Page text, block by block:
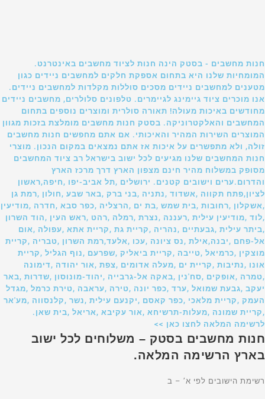
חנות מחשבים - בסטק הינה חנות לציוד מחשבים באינטרנט.
המומחיות שלנו היא בתחום אספקת חלקים למחשבים ניידים כגון
מטענים למחשבים ניידים מסכים סוללות מקלדות למחשבים ניידים.
אנו מוכרים ציוד גיימינג לגיימרים. טלפונים סלולרים, מחשבים ניידים
מחודשים באיכות מעולה! תאורה סולרית ומוצרים נוספים בתחום
המחשבים והאלקטרוניקה. בסטק חנות מחשבים מומלצת בזכות מגוון
המוצרים השירות המהיר והאיכותי. אם אתם מחפשים חנות מחשבים
זולה, ולא מתפשרים על איכות אז אתם נמצאים במקום הנכון. מוצרי
חנות המחשבים שלנו מגיעים לכל ישוב בישראל רב ציוד המחשבים
מסופק במשלוח מהיר חינם מצפון הארץ דרך מרכז הארץ
והדרום.ערים וישובים קטנים. ירושלים ,תל אביב-יפו ,חיפה,ראשון
לציון,פתח תקווה ,אשדוד ,נתניה ,בני ברק ,באר שבע ,חולון ,רמת גן
,אשקלון ,רחובות ,בית שמש ,בת ים ,הרצליה ,כפר סבא ,חדרה ,מודיעין
,לוד ,מודיעין עילית ,רעננה ,נצרת ,רמלה ,רהט ,ראש העין ,הוד השרון
,ביתר עילית ,גבעתיים ,נהריה ,קריית גת ,קריית אתא ,עפולה ,אום
אל-פחם ,יבנה,אילת ,נס ציונה ,עכו ,אלעד,רמת השרון ,טבריה ,קריית
מוצקין ,כרמיאל ,טייבה ,קריית ביאליק ,שפרעם ,נוף הגליל ,קריית
אונו ,נתיבות ,קריית ים ,מעלה אדומים ,צפת ,אור יהודה ,דימונה
,טמרה ,אופקים ,סח'נין ,באקה אל-גרבייה ,יהוד-מונוסון ,שדרות ,באר
יעקב ,גבעת שמואל ,ערד ,כפר יונה ,טירה ,עראבה ,טירת כרמל ,מגדל
העמק ,קריית מלאכי ,כפר קאסם ,יקנעם עילית ,נשר ,קלנסווה ,מע'אר
,קריית שמונה ,מעלות-תרשיחא ,אור עקיבא ,אריאל ,בית שאן.
לרשימה המלאה לחצו כאן >>
חנות מחשבים בסטק – משלוחים לכל ישוב
בארץ הרשימה המלאה.
רשימת הישובים לפי א’ – ב